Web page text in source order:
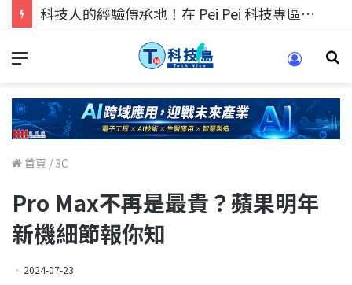
科技人的經驗傳承地！在 Pei Pei 科技專區，與學弟妹交流最硬核的技術
首頁 / 3C
Pro Max不再是最貴？蘋果明年
新機細節報你知
2024-07-23